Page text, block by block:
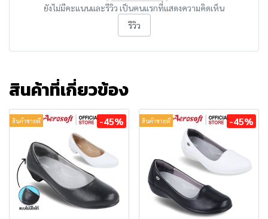
ยังไม่มีคะแนนและรีวิว เป็นคนแรกที่แสดงความคิดเห็น
รีวิว
สินค้าที่เกี่ยวข้อง
สินค้าขายดี -45% สินค้าขายดี -45%